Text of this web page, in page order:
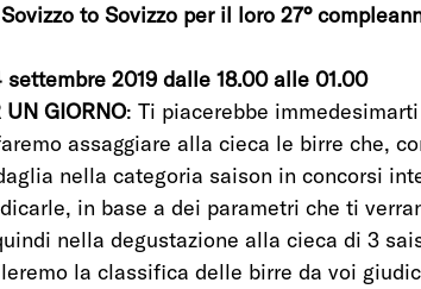
to Sovizzo per il loro 27°
settembre 2019 dalle 18.00 alle 01.00
GIORNO: Ti piacerebbe
assaggiare alla cieca le birre che,
nella categoria saison in concorsi
in base a dei parametri che ti
nella degustazione alla cieca di 3
la classifica delle birre da voi